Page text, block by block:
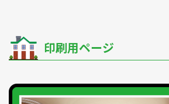
華浦 華城 牟礼
その他
印刷用ページ